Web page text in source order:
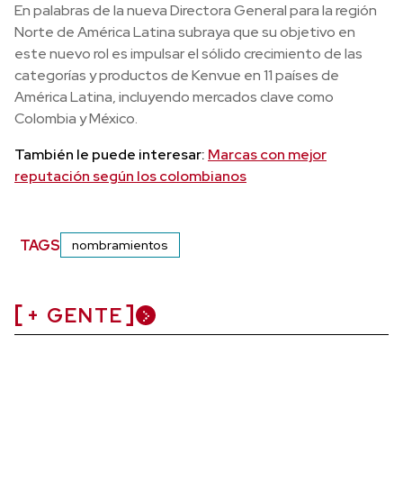
En palabras de la nueva Directora General para la región
Norte de América Latina subraya que su objetivo en
este nuevo rol es impulsar el sólido crecimiento de las
categorías y productos de Kenvue en 11 países de
América Latina, incluyendo mercados clave como
Colombia y México.
También le puede interesar: Marcas con mejor
reputación según los colombianos
TAGS nombramientos
+ GENTE